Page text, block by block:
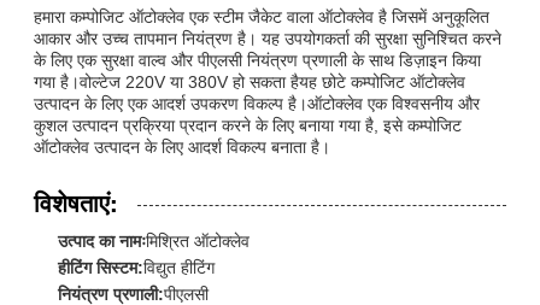
हमारा कम्पोजिट ऑटोक्लेव एक स्टीम जैकेट वाला ऑटोक्लेव है जिसमें अनुकूलित
आकार और उच्च तापमान नियंत्रण है। यह उपयोगकर्ता की सुरक्षा सुनिश्चित करने
के लिए एक सुरक्षा वाल्व और पीएलसी नियंत्रण प्रणाली के साथ डिज़ाइन किया
गया है।वोल्टेज 220V या 380V हो सकता हैयह छोटे कम्पोजिट ऑटोक्लेव
उत्पादन के लिए एक आदर्श उपकरण विकल्प है।ऑटोक्लेव एक विश्वसनीय और
कुशल उत्पादन प्रक्रिया प्रदान करने के लिए बनाया गया है, इसे कम्पोजिट
ऑटोक्लेव उत्पादन के लिए आदर्श विकल्प बनाता है।
विशेषताएं:
उत्पाद का नामःमिश्रित ऑटोक्लेव
हीटिंग सिस्टम:विद्युत हीटिंग
नियंत्रण प्रणाली:पीएलसी